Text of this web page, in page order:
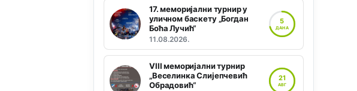
17. меморијални турнир у
уличном баскету „Богдан
Боћа Лучић“
11.08.2026.
5
ДАНА
VIII меморијални турнир
„Веселинка Слијепчевић
Обрадовић“
21
АВГ